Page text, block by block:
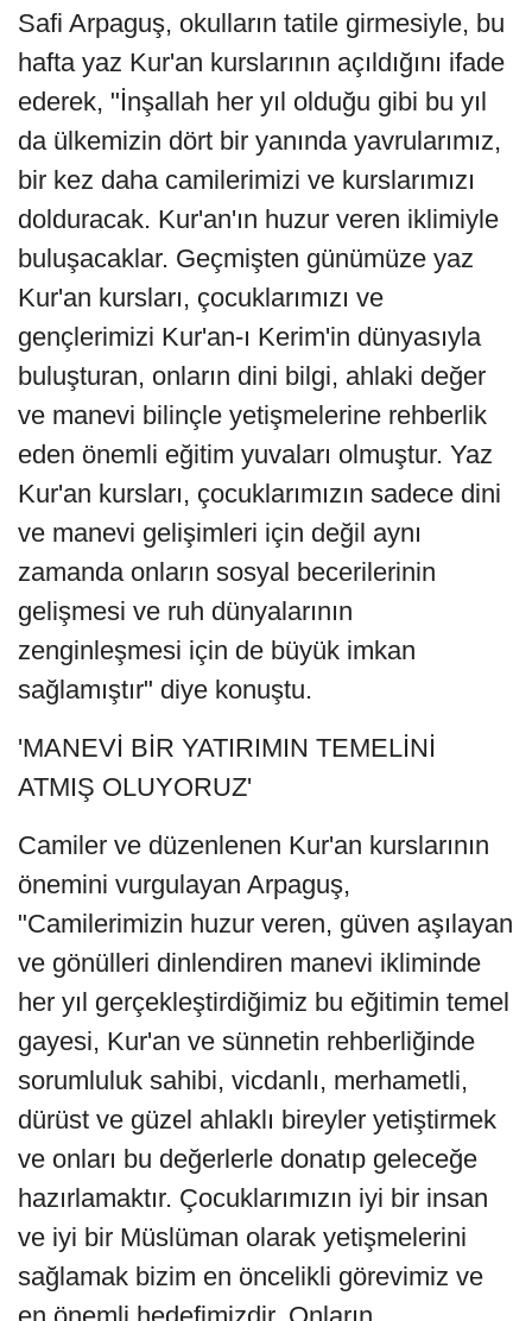
Safi Arpaguş, okulların tatile girmesiyle, bu
hafta yaz Kur'an kurslarının açıldığını ifade
ederek, "İnşallah her yıl olduğu gibi bu yıl
da ülkemizin dört bir yanında yavrularımız,
bir kez daha camilerimizi ve kurslarımızı
dolduracak. Kur'an'ın huzur veren iklimiyle
buluşacaklar. Geçmişten günümüze yaz
Kur'an kursları, çocuklarımızı ve
gençlerimizi Kur'an-ı Kerim'in dünyasıyla
buluşturan, onların dini bilgi, ahlaki değer
ve manevi bilinçle yetişmelerine rehberlik
eden önemli eğitim yuvaları olmuştur. Yaz
Kur'an kursları, çocuklarımızın sadece dini
ve manevi gelişimleri için değil aynı
zamanda onların sosyal becerilerinin
gelişmesi ve ruh dünyalarının
zenginleşmesi için de büyük imkan
sağlamıştır" diye konuştu.
'MANEVİ BİR YATIRIMIN TEMELİNİ
ATMIŞ OLUYORUZ'
Camiler ve düzenlenen Kur'an kurslarının
önemini vurgulayan Arpaguş,
"Camilerimizin huzur veren, güven aşılayan
ve gönülleri dinlendiren manevi ikliminde
her yıl gerçekleştirdiğimiz bu eğitimin temel
gayesi, Kur'an ve sünnetin rehberliğinde
sorumluluk sahibi, vicdanlı, merhametli,
dürüst ve güzel ahlaklı bireyler yetiştirmek
ve onları bu değerlerle donatıp geleceğe
hazırlamaktır. Çocuklarımızın iyi bir insan
ve iyi bir Müslüman olarak yetişmelerini
sağlamak bizim en öncelikli görevimiz ve